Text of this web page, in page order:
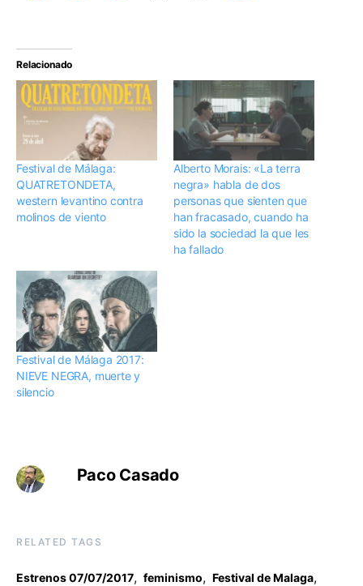
Relacionado
Festival de Málaga:
QUATRETONDETA,
western levantino contra
molinos de viento
Alberto Morais: «La terra
negra» habla de dos
personas que sienten que
han fracasado, cuando ha
sido la sociedad la que les
ha fallado
Festival de Málaga 2017:
NIEVE NEGRA, muerte y
silencio
Paco Casado
RELATED TAGS
Estrenos 07/07/2017, feminismo, Festival de Malaga,